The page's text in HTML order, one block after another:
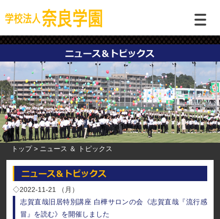
トップ ニュース ＆ トピックス
◇2022-11-21 （月）
志賀直哉旧居特別講座 白樺サロンの会《志賀直哉『流行感
冒』を読む》を開催しました